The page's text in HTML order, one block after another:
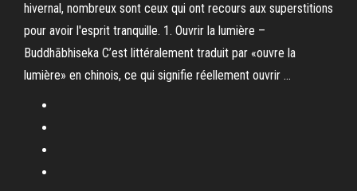
hivernal, nombreux sont ceux qui ont recours aux superstitions
pour avoir l'esprit tranquille. 1. Ouvrir la lumière –
Buddhābhiseka C’est littéralement traduit par «ouvre la
lumière» en chinois, ce qui signifie réellement ouvrir …